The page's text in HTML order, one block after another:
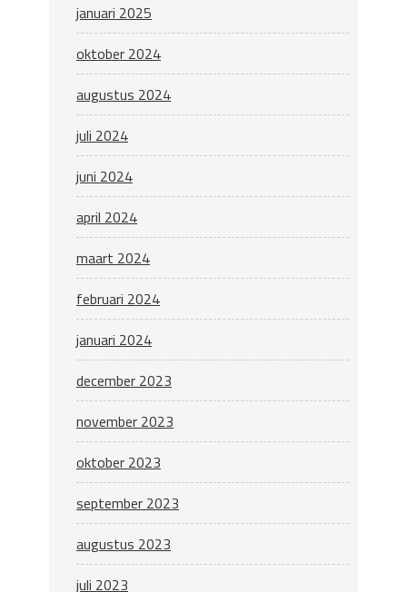
januari 2025
oktober 2024
augustus 2024
juli 2024
juni 2024
april 2024
maart 2024
februari 2024
januari 2024
december 2023
november 2023
oktober 2023
september 2023
augustus 2023
juli 2023